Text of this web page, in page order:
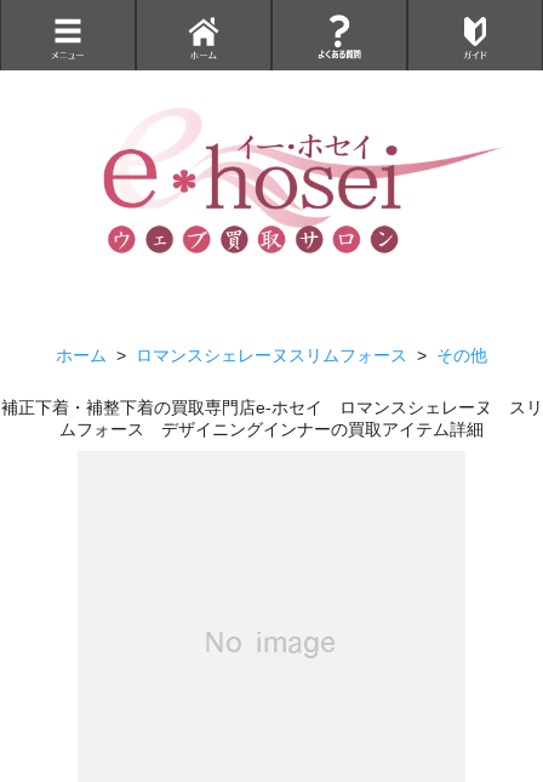
ホーム > ロマンスシェレーヌスリムフォース > その他
補正下着・補整下着の買取専門店e-ホセイ ロマンスシェレーヌ スリ
ムフォース デザイニングインナーの買取アイテム詳細